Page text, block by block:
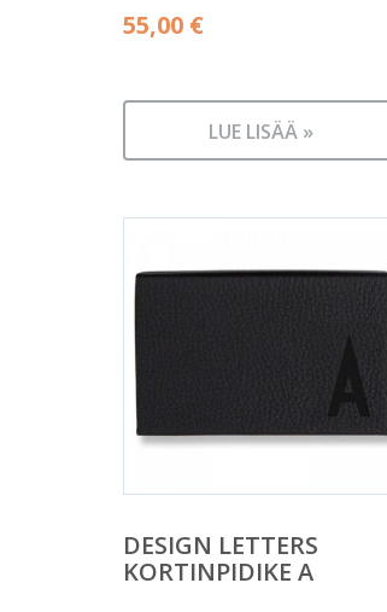
55,00 €
LUE LISÄÄ »
DESIGN LETTERS
KORTINPIDIKE A